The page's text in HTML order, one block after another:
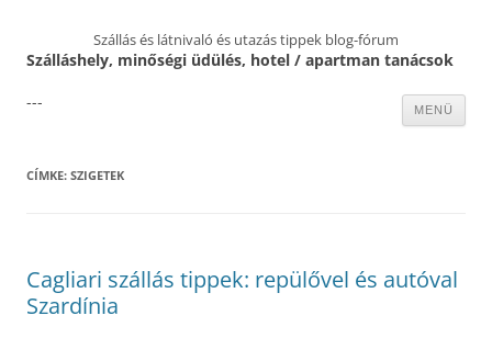
Szállás és látnivaló és utazás tippek blog-fórum
Szálláshely, minőségi üdülés, hotel / apartman tanácsok
MENÜ
---
CÍMKE: SZIGETEK
Cagliari szállás tippek: repülővel és autóval
Szardínia